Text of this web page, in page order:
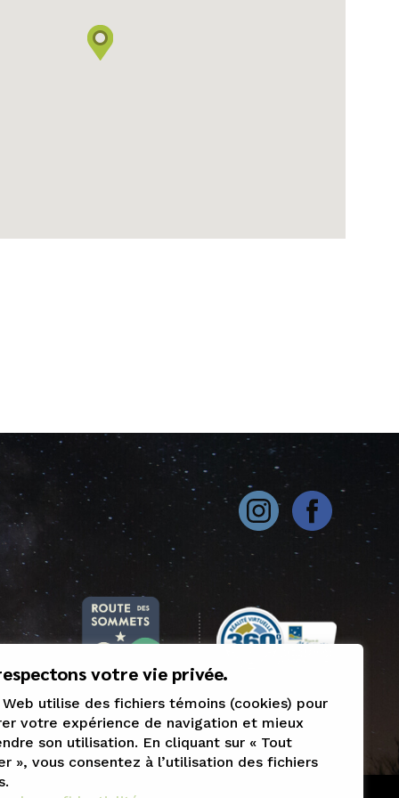
votre vie privée.
utilise des fichiers témoins (cookies) pour
votre expérience de navigation et mieux
son utilisation. En cliquant sur « Tout
», vous consentez à l’utilisation des fichiers